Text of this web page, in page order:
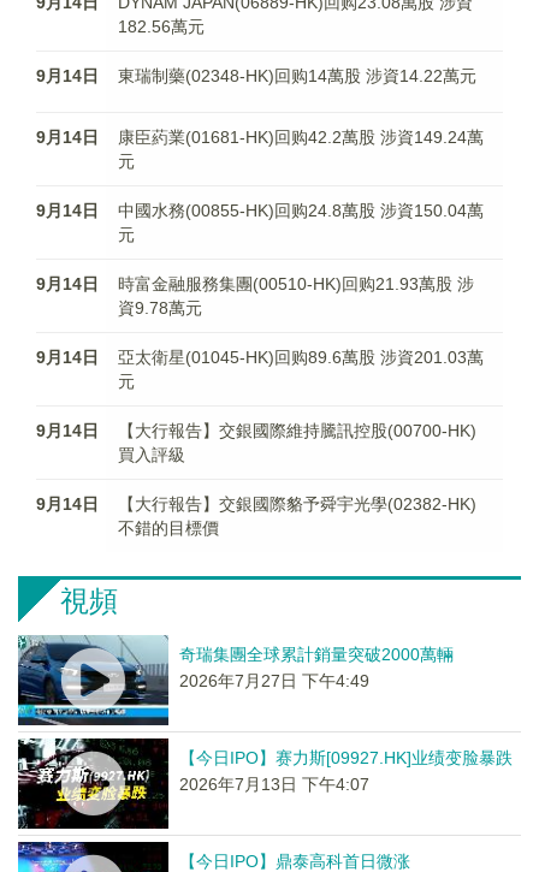
182.56萬元
9月14日 東瑞制藥(02348-HK)回购14萬股 涉資14.22萬元
9月14日
康臣葯業(01681-HK)回购42.2萬股 涉資149.24萬
元
9月14日
中國水務(00855-HK)回购24.8萬股 涉資150.04萬
元
9月14日
時富金融服務集團(00510-HK)回购21.93萬股 涉
資9.78萬元
9月14日
亞太衛星(01045-HK)回购89.6萬股 涉資201.03萬
元
9月14日
【大行報告】交銀國際維持騰訊控股(00700-HK)
買入評級
9月14日
【大行報告】交銀國際貉予舜宇光學(02382-HK)
不錯的目標價
視頻
奇瑞集團全球累計銷量突破2000萬輛
2026年7月27日 下午4:49
【今日IPO】赛力斯[09927.HK]业绩变脸暴跌
2026年7月13日 下午4:07
【今日IPO】鼎泰高科首日微涨